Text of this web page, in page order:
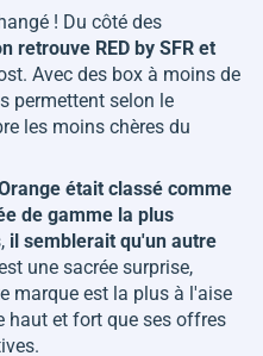
! Du côté des
retrouve RED by SFR et
Avec des box à moins de
permettent selon le
les moins chères du
était classé comme
de gamme la plus
il semblerait qu'un autre
une sacrée surprise,
marque est la plus à l'aise
haut et fort que ses offres